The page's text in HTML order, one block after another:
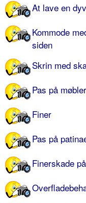
At lave en
Kommode
siden
Skrin med
Pas på
Finer
Pas på
Finerskade